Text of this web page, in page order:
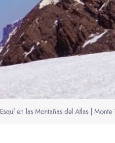
Esquí en las Montañas del Atlas | Monte